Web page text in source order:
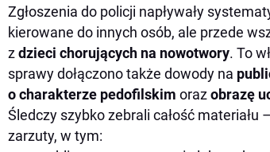
Zgłoszenia do policji napływały
kierowane do innych osób, ale przede
zdzieci chorujących na nowotwory. To
sprawy dołączono także dowody na
o charakterze pedofilskim orazobrazę
Śledczy szybko zebrali całość
zarzuty, w tym: